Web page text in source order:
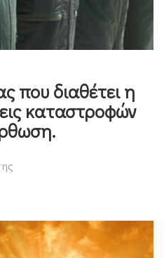
που διαθέτει η
καταστροφών